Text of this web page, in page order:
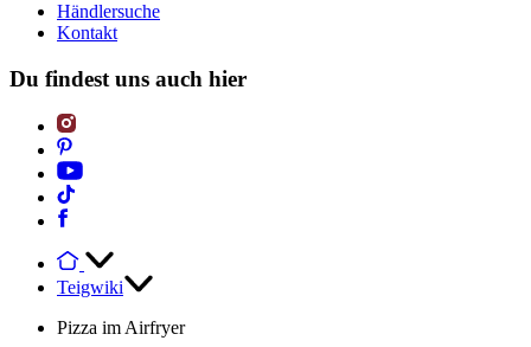
Händlersuche
Kontakt
Du findest uns auch hier
Teigwiki
Pizza im Airfryer